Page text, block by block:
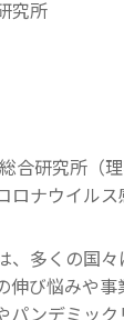
究所
合研究所
ナウイル
、多くの国
伸び悩みや
パンデミッ